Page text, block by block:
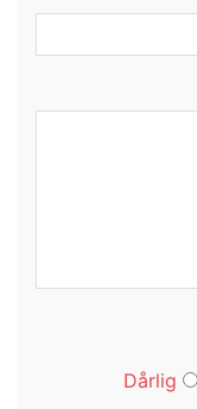
Dårlig